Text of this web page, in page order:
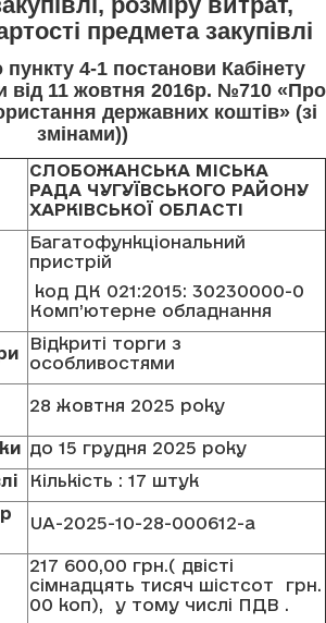
предмета закупівлі
пункту 4-1 постанови Кабінету
від 11 жовтня 2016р. №710 «Про
державних коштів» (зі
змінами))
СЛОБОЖАНСЬКА МІСЬКА
РАДА ЧУГУЇВСЬКОГО РАЙОНУ
ХАРКІВСЬКОЇ ОБЛАСТІ
Багатофункціональний
пристрій
код ДК 021:2015: 30230000-0
Комп’ютерне обладнання
Відкриті торги з
особливостями
28 жовтня 2025 року
до 15 грудня 2025 року
Кількість : 17 штук
UA-2025-10-28-000612-a
217 600,00 грн.( двісті
сімнадцять тисяч шістсот грн.
00 коп), у тому числі ПДВ .